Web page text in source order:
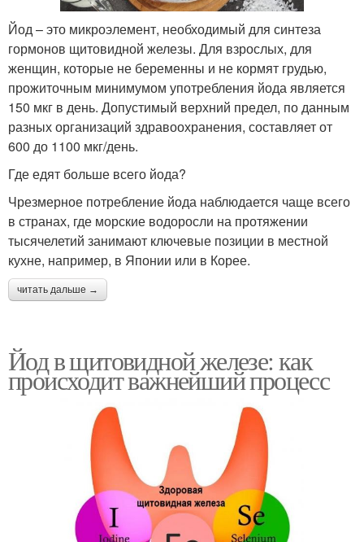
Йод – это микроэлемент, необходимый для синтеза
гормонов щитовидной железы. Для взрослых, для
женщин, которые не беременны и не кормят грудью,
прожиточным минимумом употребления йода является
150 мкг в день. Допустимый верхний предел, по данным
разных организаций здравоохранения, составляет от
600 до 1100 мкг/день.
Где едят больше всего йода?
Чрезмерное потребление йода наблюдается чаще всего
в странах, где морские водоросли на протяжении
тысячелетий занимают ключевые позиции в местной
кухне, например, в Японии или в Корее.
читать дальше →
Йод в щитовидной железе: как
происходит важнейший процесс